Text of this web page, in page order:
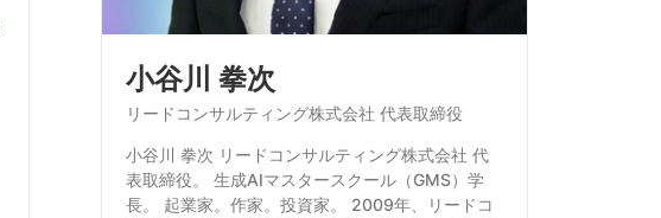
小谷川 拳次
リードコンサルティング株式会社 代表取締役
小谷川 拳次 リードコンサルティング株式会社 代
表取締役。 生成AIマスタースクール（GMS）学
長。 起業家。作家。投資家。 2009年、リードコ